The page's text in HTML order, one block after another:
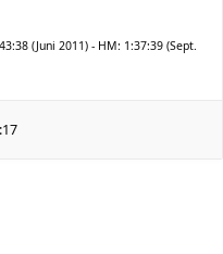
(Juni 2011) - HM: 1:37:39 (Sept.